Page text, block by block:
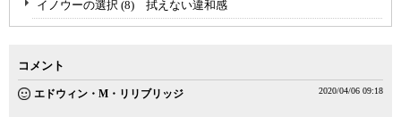
イノウーの選択 (8) 拭えない違和感
コメント
エドウィン・M・リリブリッジ 2020/04/06 09:18